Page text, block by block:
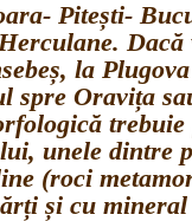
Pitești-
la
spre Oravița
unele dintre
(roci
și cu mineral